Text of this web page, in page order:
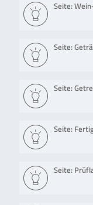
Seite:
Seite:
Seite:
Seite:
Seite: